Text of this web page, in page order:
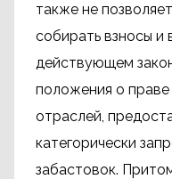
также не
собирать взносы
действующем
положения о праве
отраслей,
категорически
забастовок.